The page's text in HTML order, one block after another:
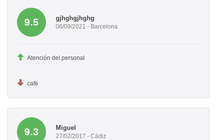
9.5 gjhghgjhghg
06/09/2021 - Barcelona
Atención del personal
cafë
9.3 Miguel
27/02/2017 - Cádiz